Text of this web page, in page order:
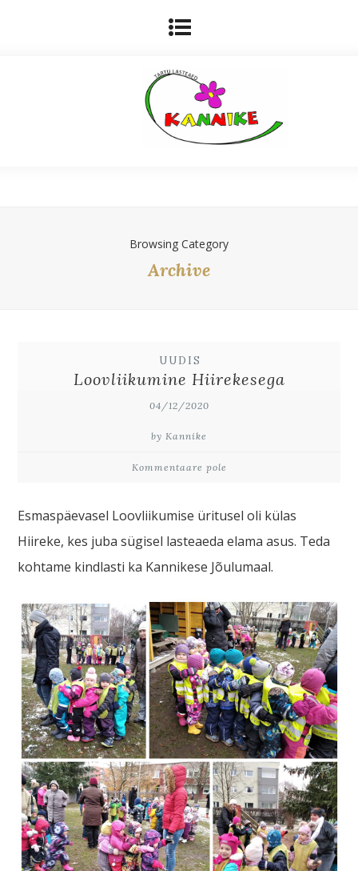
Browsing Category
Archive
UUDIS
Loovliikumine Hiirekesega
04/12/2020
by Kannike
Kommentaare pole
Esmaspäevasel Loovliikumise üritusel oli külas
Hiireke, kes juba sügisel lasteaeda elama asus. Teda
kohtame kindlasti ka Kannikese Jõulumaal.